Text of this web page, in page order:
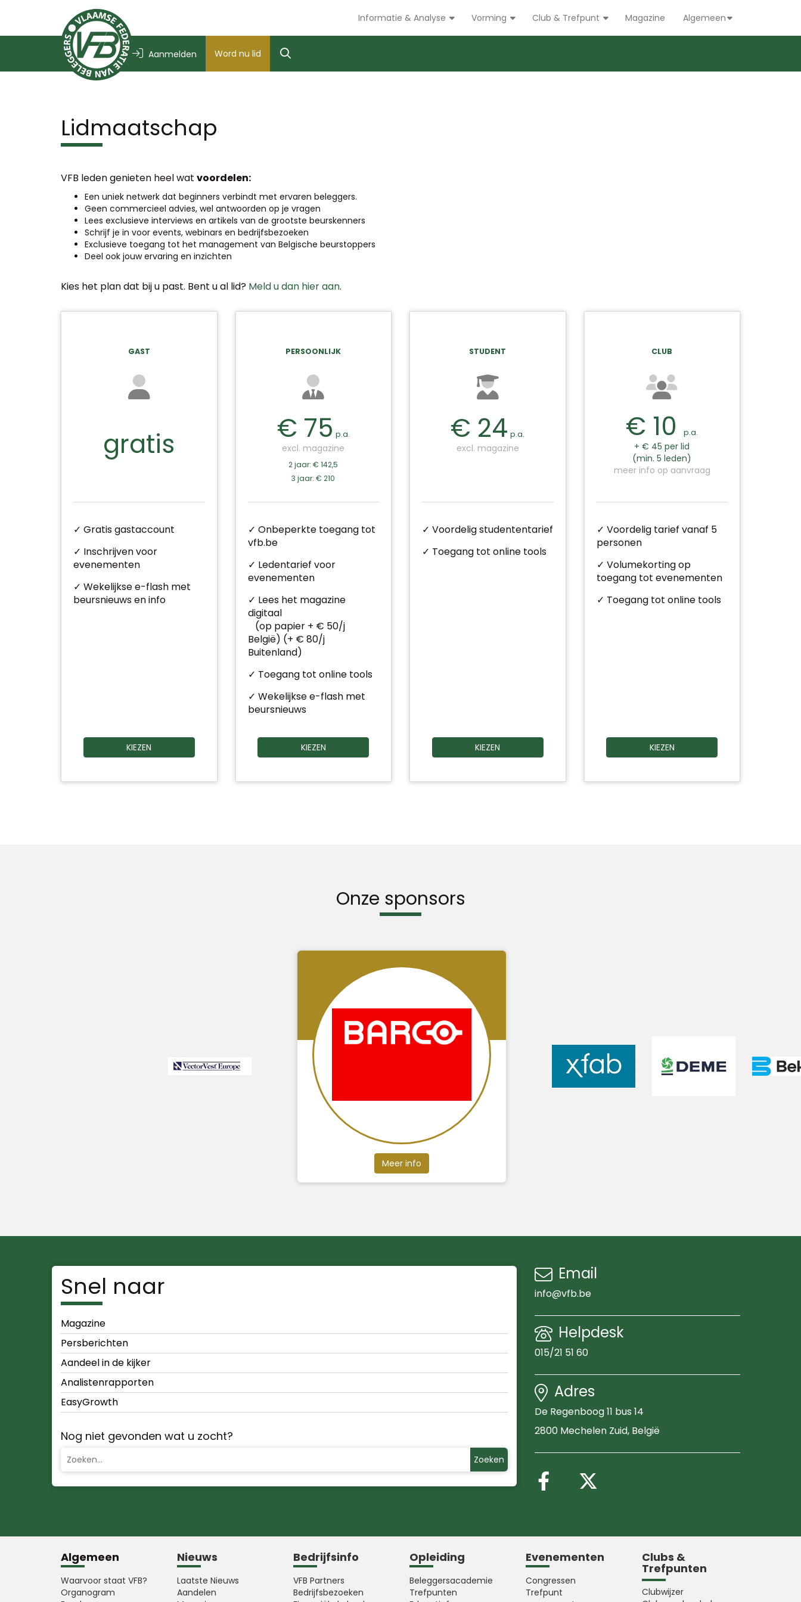
Informatie & Analyse Vorming Club & Trefpunt Magazine Algemeen
Aanmelden Word nu lid
Lidmaatschap
VFB leden genieten heel wat voordelen:
Een uniek netwerk dat beginners verbindt met ervaren beleggers.
Geen commercieel advies, wel antwoorden op je vragen
Lees exclusieve interviews en artikels van de grootste beurskenners
Schrijf je in voor events, webinars en bedrijfsbezoeken
Exclusieve toegang tot het management van Belgische beurstoppers
Deel ook jouw ervaring en inzichten
Kies het plan dat bij u past. Bent u al lid? Meld u dan hier aan.
GAST
gratis
✓ Gratis gastaccount
✓ Inschrijven voor
evenementen
✓ Wekelijkse e-flash met
beursnieuws en info
KIEZEN
PERSOONLIJK
€ 75 p.a.
excl. magazine
2 jaar: € 142,5
3 jaar: € 210
✓ Onbeperkte toegang tot
vfb.be
✓ Ledentarief voor
evenementen
✓ Lees het magazine
digitaal
(op papier + € 50/j
België) (+ € 80/j
Buitenland)
✓ Toegang tot online tools
✓ Wekelijkse e-flash met
beursnieuws
KIEZEN
STUDENT
€ 24 p.a.
excl. magazine
✓ Voordelig studententarief
✓ Toegang tot online tools
KIEZEN
CLUB
€ 10p.a.
+ € 45 per lid
(min. 5 leden)
meer info op aanvraag
✓ Voordelig tarief vanaf 5
personen
✓ Volumekorting op
toegang tot evenementen
✓ Toegang tot online tools
KIEZEN
Onze sponsors
Meer info
Snel naar
Magazine
Persberichten
Aandeel in de kijker
Analistenrapporten
EasyGrowth
Nog niet gevonden wat u zocht?
Zoeken
Email
info@vfb.be
Helpdesk
015/21 51 60
Adres
De Regenboog 11 bus 14
2800 Mechelen Zuid, België
Volg ons op Facebook
Algemeen
Waarvoor staat VFB?
Organogram
Nieuws
Laatste Nieuws
Aandelen
Bedrijfsinfo
VFB Partners
Bedrijfsbezoeken
Opleiding
Beleggersacademie
Trefpunten
Evenementen
Congressen
Trefpunt
Clubs &
Trefpunten
Clubwijzer